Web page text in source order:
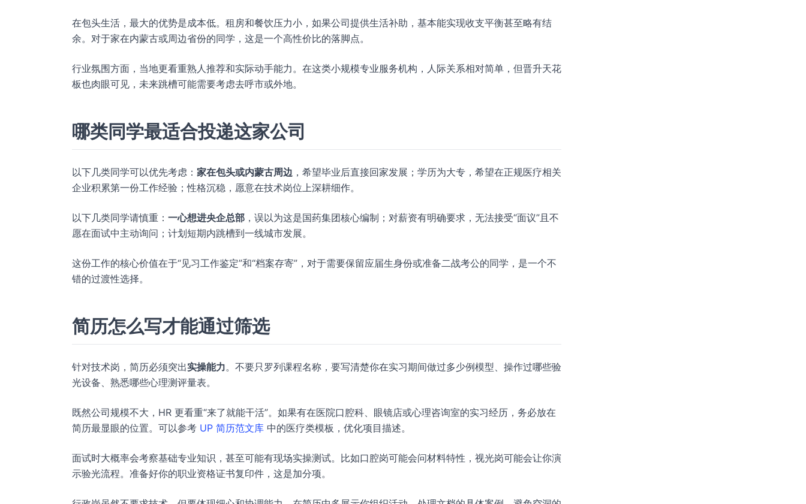
在包头生活，最大的优势是成本低。租房和餐饮压力小，如果公司提供生活补助，基本能实现收支平衡甚至略有结
余。对于家在内蒙古或周边省份的同学，这是一个高性价比的落脚点。
行业氛围方面，当地更看重熟人推荐和实际动手能力。在这类小规模专业服务机构，人际关系相对简单，但晋升天花
板也肉眼可见，未来跳槽可能需要考虑去呼市或外地。
哪类同学最适合投递这家公司
以下几类同学可以优先考虑： 家在包头或内蒙古周边 ，希望毕业后直接回家发展；学历为大专，希望在正规医疗相关
企业积累第一份工作经验；性格沉稳，愿意在技术岗位上深耕细作。
以下几类同学请慎重： 一心想进央企总部 ，误以为这是国药集团核心编制；对薪资有明确要求，无法接受“面议”且不
愿在面试中主动询问；计划短期内跳槽到一线城市发展。
这份工作的核心价值在于“见习工作鉴定”和“档案存寄”，对于需要保留应届生身份或准备二战考公的同学，是一个不
错的过渡性选择。
简历怎么写才能通过筛选
针对技术岗，简历必须突出实操能力。不要只罗列课程名称，要写清楚你在实习期间做过多少例模型、操作过哪些验
光设备、熟悉哪些心理测评量表。
既然公司规模不大，HR 更看重“来了就能干活”。如果有在医院口腔科、眼镜店或心理咨询室的实习经历，务必放在
简历最显眼的位置。可以参考 UP 简历范文库 中的医疗类模板，优化项目描述。
面试时大概率会考察基础专业知识，甚至可能有现场实操测试。比如口腔岗可能会问材料特性，视光岗可能会让你演
示验光流程。准备好你的职业资格证书复印件，这是加分项。